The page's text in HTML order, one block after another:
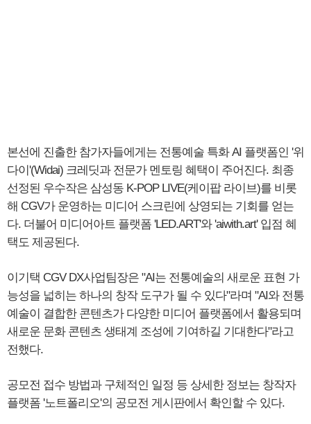
본선에 진출한 참가자들에게는 전통예술 특화 AI 플랫폼인 '위
다이'(Widai) 크레딧과 전문가 멘토링 혜택이 주어진다. 최종
선정된 우수작은 삼성동 K-POP LIVE(케이팝 라이브)를 비롯
해 CGV가 운영하는 미디어 스크린에 상영되는 기회를 얻는
다. 더불어 미디어아트 플랫폼 'LED.ART'와 'aiwith.art' 입점 혜
택도 제공된다.
이기택 CGV DX사업팀장은 "AI는 전통예술의 새로운 표현 가
능성을 넓히는 하나의 창작 도구가 될 수 있다"라며 "AI와 전통
예술이 결합한 콘텐츠가 다양한 미디어 플랫폼에서 활용되며
새로운 문화 콘텐츠 생태계 조성에 기여하길 기대한다"라고
전했다.
공모전 접수 방법과 구체적인 일정 등 상세한 정보는 창작자
플랫폼 '노트폴리오'의 공모전 게시판에서 확인할 수 있다.